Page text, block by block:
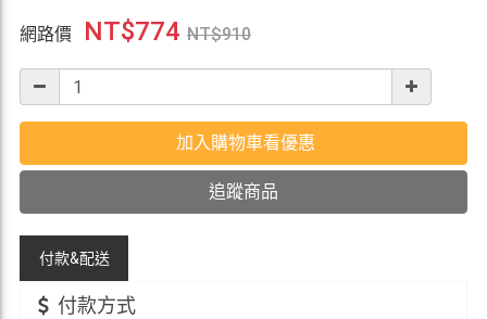
網路價 NT$774 NT$910
加入購物車看優惠
追蹤商品
付款&配送
付款方式